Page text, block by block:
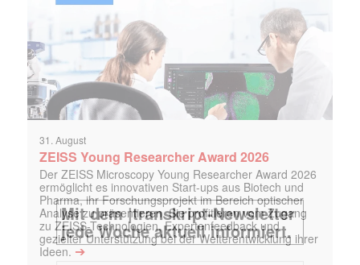
31. August
ZEISS Young Researcher Award 2026
Der ZEISS Microscopy Young Researcher Award 2026
ermöglicht es innovativen Start-ups aus Biotech und
Pharma, ihr Forschungsprojekt im Bereich optischer
Analyse zu präsentieren. Sie profitieren vom Zugang
zu ZEISS-Technologien, Expertenfeedback und
gezielter Unterstützung bei der Weiterentwicklung ihrer
Ideen. ➔